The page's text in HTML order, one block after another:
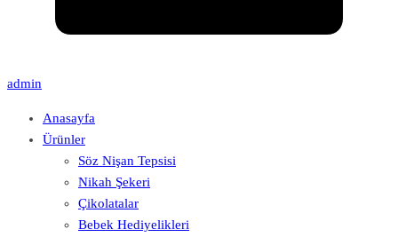
admin
Anasayfa
Ürünler
Söz Nişan Tepsisi
Nikah Şekeri
Çikolatalar
Bebek Hediyelikleri